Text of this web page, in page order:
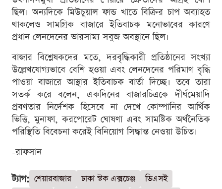
ছিল। অন্যদিকে মিউচুয়াল ফান্ড খাতে বিক্রির চাপ অব্যাহত
থাকলেও সামগ্রিক বাজারে ইতিবাচক মনোভাবের কারণে
প্রধান লেনদেনের ভারসাম্য সবুজ অবস্থানে ছিল।
বাজার বিশ্লেষকদের মতে, দরবৃদ্ধিকারী প্রতিষ্ঠানের সংখ্যা
উল্লেখযোগ্যভাবে বেশি হওয়া এবং লেনদেনের পরিমাণ বৃদ্ধি
পাওয়া বাজারে আস্থার ইতিবাচক বার্তা দিচ্ছে। তবে তারা
সতর্ক করে বলেন, একদিনের বাজারচিত্রকে দীর্ঘমেয়াদি
প্রবণতার নির্দেশক হিসেবে না দেখে কোম্পানির আর্থিক
ভিত্তি, মুনাফা, করপোরেট ঘোষণা এবং সামষ্টিক অর্থনৈতিক
পরিস্থিতি বিবেচনা করেই বিনিয়োগ সিদ্ধান্ত নেওয়া উচিত।
-রাফসান
ট্যাগ: শেয়ারবাজার ঢাকা স্টক এক্সচেঞ্জ
ডিএসই